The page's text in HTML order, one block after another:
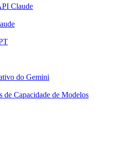
Claude
do Gemini
de Capacidade de Modelos